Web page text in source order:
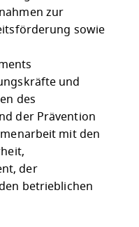
zur
sowie
und
des
der Prävention
mit den
der
betrieblichen